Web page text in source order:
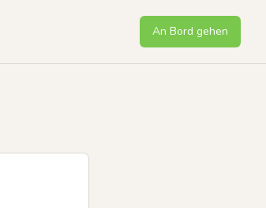
An Bord gehen